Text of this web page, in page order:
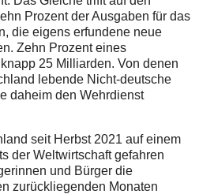
Prozent der Ausgaben für das
die eigens erfundene neue
Zehn Prozent eines
25 Milliarden. Von denen
lebende Nicht-deutsche
daheim den Wehrdienst
seit Herbst 2021 auf einem
der Weltwirtschaft gefahren
und Bürger die
zurückliegenden Monaten